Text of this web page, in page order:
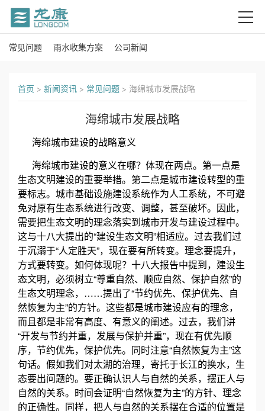
首
关
们
品
工
常见问题 雨水收集方案 公司新闻
首页 > 新闻资讯 > 常见问题 > 海绵城市发展战略
海绵城市发展战略
海绵城市建设的战略意义
海绵城市建设的意义在哪？体现在两点。第一点是
生态文明建设的重要举措。第二点是城市建设转型的重
要标志。城市基础设施建设系统作为人工系统，不可避
免对原有生态系统进行改变、调整，甚至破坏。因此，
需要把生态文明的理念落实到城市开发与建设过程中。
这与十八大提出的“建设生态文明”相适应。过去我们过
于沉溺于“人定胜天”，现在要有所转变。理念要提升，
方式要转变。如何体现呢？十八大报告中提到，建设生
态文明，必须树立“尊重自然、顺应自然、保护自然”的
生态文明理念，……提出了“节约优先、保护优先、自
然恢复为主”的方针。这些都是城市建设应有的理念，
而且都是非常有高度、有意义的阐述。过去，我们讲
“开发与节约并重，发展与保护并重”，现在有优先顺
序，节约优先，保护优先。同时注意“自然恢复为主”这
句话。假如我们对太湖的治理，寄托于长江的换水，生
态要出问题的。要正确认识人与自然的关系，摆正人与
自然的关系。时间会证明“自然恢复为主”的方针、理念
的正确性。同样，把人与自然的关系摆在合适的位置是